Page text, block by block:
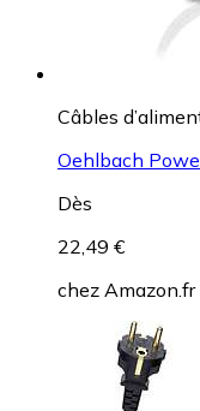
Câbles
Oehlbach
Dès
22,49 €
chez Amazon.fr